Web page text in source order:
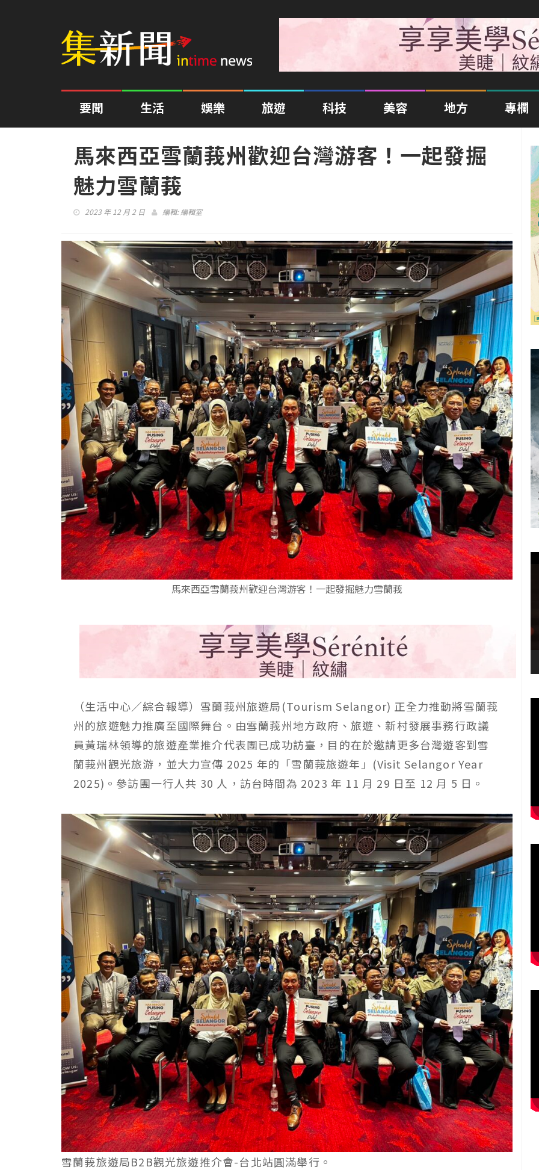
要聞 生活 娛樂 旅遊 科技 美容 地方 專欄
馬來西亞雪蘭莪州歡迎台灣游客！一起發掘
魅力雪蘭莪
2023 年 12 月 2 日 編輯:編輯室
馬來西亞雪蘭莪州歡迎台灣游客！一起發掘魅力雪蘭莪
（生活中心／綜合報導）雪蘭莪州旅遊局(Tourism Selangor) 正全力推動將雪蘭莪
州的旅遊魅力推廣至國際舞台。由雪蘭莪州地方政府、旅遊、新村發展事務行政議
員黃瑞林領導的旅遊產業推介代表團已成功訪臺，目的在於邀請更多台灣遊客到雪
蘭莪州觀光旅游，並大力宣傳 2025 年的「雪蘭莪旅遊年」 (Visit Selangor Year
2025) 。參訪團一行人共 30 人，訪台時間為 2023 年 11 月 29 日至 12 月 5 日。
雪蘭莪旅遊局B2B觀光旅遊推介會-台北站圓滿舉行。